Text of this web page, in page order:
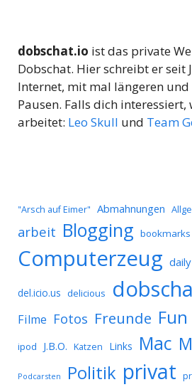
dobschat.io ist das private
Dobschat. Hier schreibt er seit
Internet, mit mal längeren
Pausen. Falls dich interessiert,
arbeitet: Leo Skull und Team
"Arsch auf Eimer" Abmahnungen
arbeit Blogging bookmarks
Computerzeug
del.icio.us delicious
Filme Fotos Freunde Fun
ipod J.B.O. Katzen Links Mac
Podcarsten Politik privat